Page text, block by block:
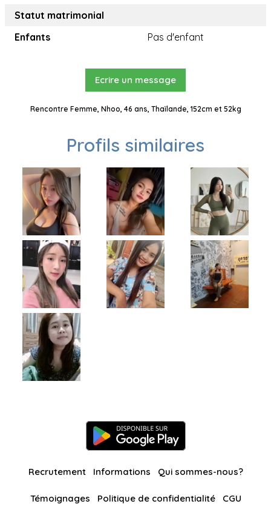
Statut matrimonial
Enfants
Pas d'enfant
Ecrire un message
Rencontre Femme, Nhoo, 46 ans, Thaïlande, 152cm et 52kg
Profils similaires
Recrutement Informations Qui sommes-nous?
Témoignages Politique de confidentialité CGU